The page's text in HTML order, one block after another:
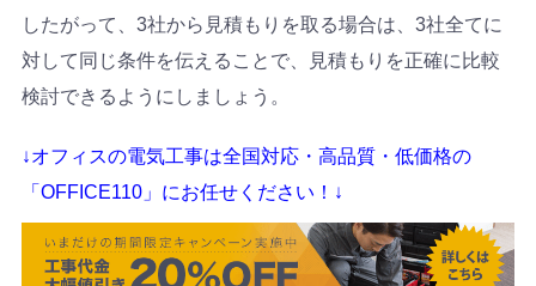
したがって、3社から見積もりを取る場合は、3社全てに
対して同じ条件を伝えることで、見積もりを正確に比較
検討できるようにしましょう。
↓オフィスの電気工事は全国対応・高品質・低価格の
「OFFICE110」にお任せください！↓